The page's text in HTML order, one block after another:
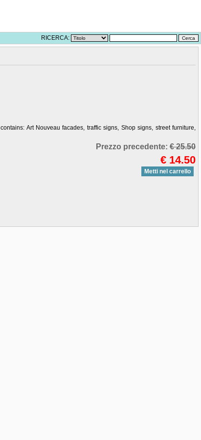
RICERCA:
Art Nouveau facades, traffic signs, Shop signs, street furniture,
Prezzo precedente: € 25.50
€ 14.50
Metti nel carrello